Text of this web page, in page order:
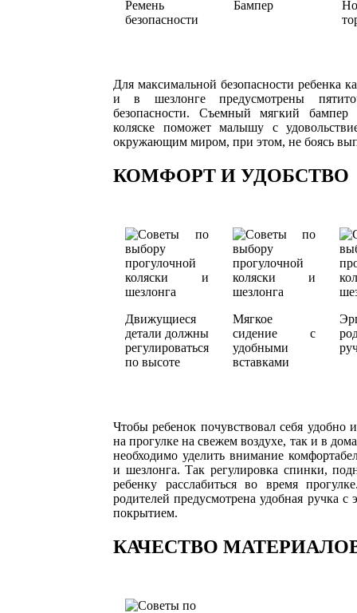
Ремень
безопасности
Бампер
Для максимальной безопасности ребенка
и в шезлонге предусмотрены
безопасности. Съемный мягкий бампер
коляске поможет малышу с
окружающим миром, при этом, не боясь
КОМФОРТ И УДОБСТВО
Движущиеся
детали должны
регулироваться
по высоте
Мягкое
сидение с
удобными
вставками
Чтобы ребенок почувствовал себя удобно
на прогулке на свежем воздухе, так и в
необходимо уделить внимание
и шезлонга. Так регулировка спинки,
ребенку расслабиться во время
родителей предусмотрена удобная ручка с
покрытием.
КАЧЕСТВО